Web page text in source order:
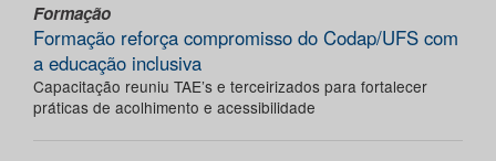
Formação
Formação reforça compromisso do Codap/UFS com
a educação inclusiva
Capacitação reuniu TAE’s e terceirizados para fortalecer
práticas de acolhimento e acessibilidade